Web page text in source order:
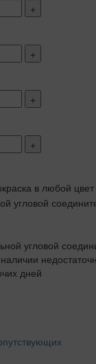
+
+
+
+
в любой цвет
дней